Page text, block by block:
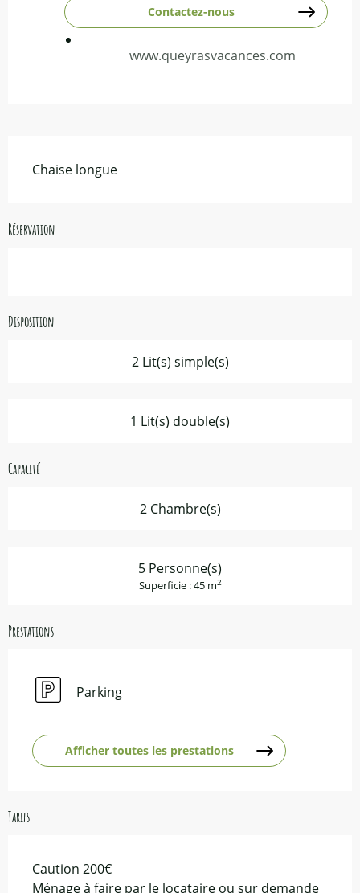
Contactez-nous
www.queyrasvacances.com
Chaise longue
Réservation
Disposition
2 Lit(s) simple(s)
1 Lit(s) double(s)
Capacité
2 Chambre(s)
5 Personne(s)
Superficie : 45 m2
Prestations
Parking
Afficher toutes les prestations
Tarifs
Caution 200€
Ménage à faire par le locataire ou sur demande